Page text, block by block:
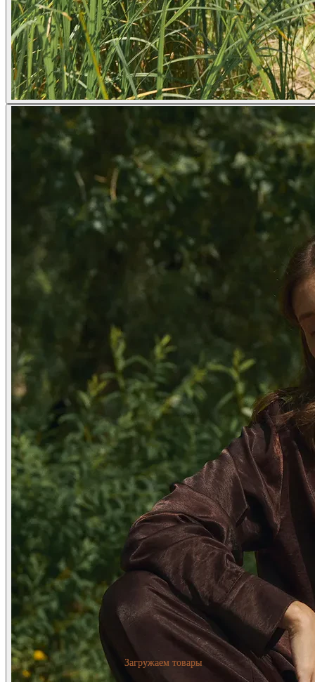
Загружаем товары
Загружаем товары